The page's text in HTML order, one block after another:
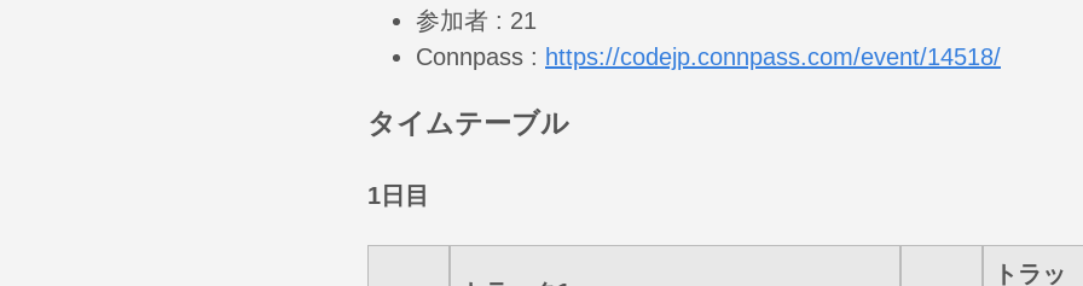
参加者 : 21
Connpass : https://codejp.connpass.com/event/14518/
タイムテーブル
1日目
トラッ